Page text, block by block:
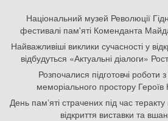
Національний музей Революції
фестивалі пам'яті Коменданта
Найважливіші виклики сучасності у
відбудуться «Актуальні діалоги»
Розпочалися підготовчі роботи
меморіального простору Героїв
День памʼяті страчених під час
відкриття виставки та